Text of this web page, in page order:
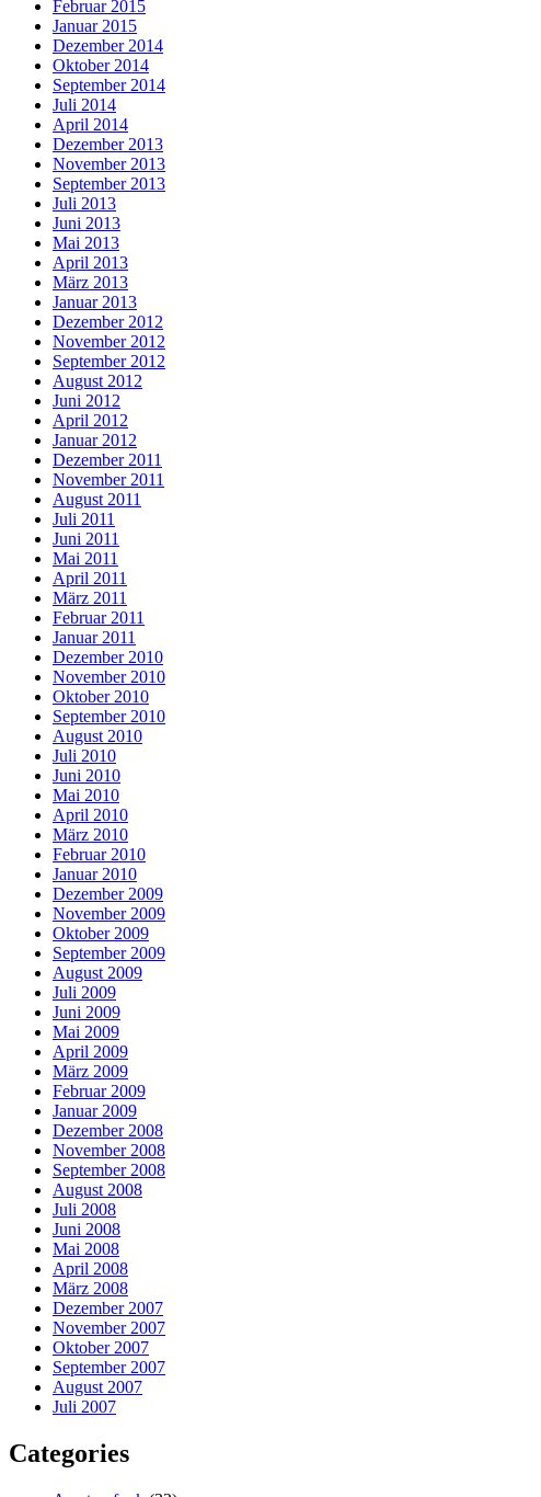
Februar 2015
Januar 2015
Dezember 2014
Oktober 2014
September 2014
Juli 2014
April 2014
Dezember 2013
November 2013
September 2013
Juli 2013
Juni 2013
Mai 2013
April 2013
März 2013
Januar 2013
Dezember 2012
November 2012
September 2012
August 2012
Juni 2012
April 2012
Januar 2012
Dezember 2011
November 2011
August 2011
Juli 2011
Juni 2011
Mai 2011
April 2011
März 2011
Februar 2011
Januar 2011
Dezember 2010
November 2010
Oktober 2010
September 2010
August 2010
Juli 2010
Juni 2010
Mai 2010
April 2010
März 2010
Februar 2010
Januar 2010
Dezember 2009
November 2009
Oktober 2009
September 2009
August 2009
Juli 2009
Juni 2009
Mai 2009
April 2009
März 2009
Februar 2009
Januar 2009
Dezember 2008
November 2008
September 2008
August 2008
Juli 2008
Juni 2008
Mai 2008
April 2008
März 2008
Dezember 2007
November 2007
Oktober 2007
September 2007
August 2007
Juli 2007
Categories